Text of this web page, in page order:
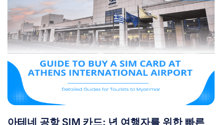
아테네 공항 SIM 카드: 년 여행자를 위한 빠른